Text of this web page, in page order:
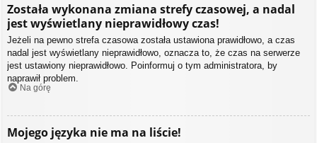
Została wykonana zmiana strefy czasowej, a nadal
jest wyświetlany nieprawidłowy czas!
Jeżeli na pewno strefa czasowa została ustawiona prawidłowo, a czas
nadal jest wyświetlany nieprawidłowo, oznacza to, że czas na serwerze
jest ustawiony nieprawidłowo. Poinformuj o tym administratora, by
naprawił problem.
Na górę
Mojego języka nie ma na liście!